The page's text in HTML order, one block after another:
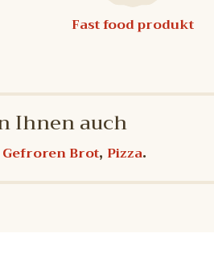
Fast food produkt
Ihnen auch
Gefroren Brot, Pizza.